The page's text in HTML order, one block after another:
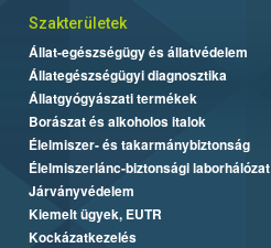
Szakterületek
Állat-egészségügy és állatvédelem
Állategészségügyi diagnosztika
Állatgyógyászati termékek
Borászat és alkoholos italok
Élelmiszer- és takarmánybiztonság
Élelmiszerlánc-biztonsági laborhálózat
Járványvédelem
Kiemelt ügyek, EUTR
Kockázatkezelés